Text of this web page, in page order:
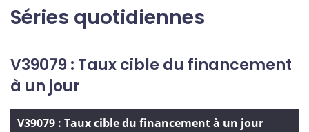
Séries quotidiennes
V39079 : Taux cible du financement
à un jour
V39079 : Taux cible du financement à un jour